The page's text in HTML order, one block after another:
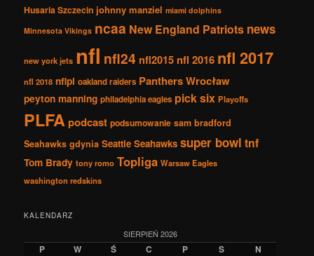
Husaria Szczecin johnny manziel miami dolphins
Minnesota Vikings ncaa New England Patriots news
new york jets nfl nfl24 nfl2015 nfl 2016 nfl 2017
nfl 2018 nflpl oakland raiders Panthers Wrocław
peyton manning philadelphia eagles pick six Playoffs
PLFApodcast podsumowanie sam bradford
Seahawks gdynia Seattle Seahawks super bowl tnf
Tom Brady tony romo Topliga Warsaw Eagles
washington redskins
KALENDARZ
SIERPIEŃ 2026
P W Ś C P S N